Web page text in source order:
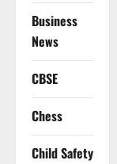
Business
News
CBSE
Chess
Child Safety